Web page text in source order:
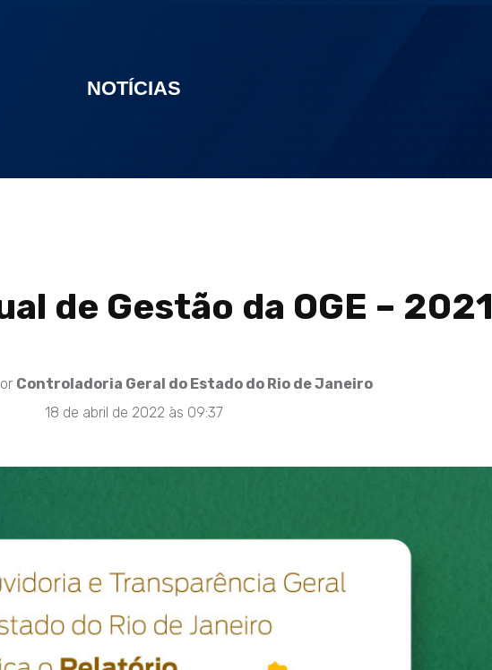
NOTÍCIAS
de Gestão da OGE – 2021
Controladoria Geral do Estado do Rio de Janeiro
18 de abril de 2022 às 09:37